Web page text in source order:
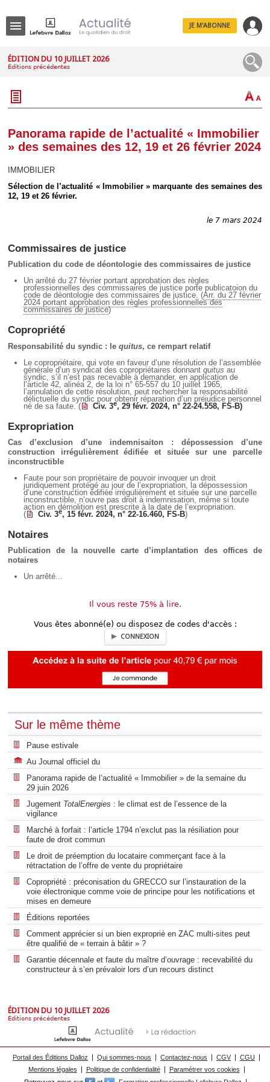
IT
JE M'ABONNE
ÉDITION DU 10 JUILLET 2026
Éditions précédentes
Panorama rapide de l’actualité « Immobilier
» des semaines des 12, 19 et 26 février 2024
IMMOBILIER
Sélection de l’actualité « Immobilier » marquante des semaines des
12, 19 et 26 février.
le 7 mars 2024
Commissaires de justice
Publication du code de déontologie des commissaires de justice
Un arrêté du 27 février portant approbation des règles
professionnelles des commissaires de justice porte publicatoion du
code de déontologie des commissaires de justice. (Arr. du 27 février
2024 portant approbation des règles professionnelles des
commissaires de justice)
Copropriété
Responsabilité du syndic : le quitus, ce rempart relatif
Le copropriétaire, qui vote en faveur d’une résolution de l’assemblée
générale d’un syndicat des copropriétaires donnantquitusau
syndic, s’il n’est pas recevable à demander, en application de
l’article 42, alinéa 2, de la loi n° 65-557 du 10 juillet 1965,
l’annulation de cette résolution, peut rechercher la responsabilité
délictuelle du syndic pour obtenir réparation d’un préjudice personnel
né de sa faute. (
Civ. 3e, 29 févr. 2024, n° 22-24.558, FS-B)
Expropriation
Cas d’exclusion d’une indemnisaiton : dépossession d’une
construction irrégulièrement édifiée et située sur une parcelle
inconstructible
Faute pour son propriétaire de pouvoir invoquer un droit
juridiquement protégé au jour de l’expropriation, la dépossession
d’une construction édifiée irrégulièrement et située sur une parcelle
inconstructible, n’ouvre pas droit à indemnisation, même si toute
action en démolition est prescrite à la date de l’expropriation.
(
Civ. 3e, 15 févr. 2024, n° 22-16.460, FS-B)
Notaires
Publication de la nouvelle carte d’implantation des offices de
notaires
Un arrêté...
Il vous reste 75% à lire.
Vous êtes abonné(e) ou disposez de codes d'accès :
CONNEXION
Sur le même thème
Pause estivale
Au Journal officiel du
Panorama rapide de l’actualité « Immobilier » de la semaine du
29 juin 2026
Jugement TotalEnergies : le climat est de l’essence de la
vigilance
Marché à forfait : l’article 1794 n’exclut pas la résiliation pour
faute de droit commun
Le droit de préemption du locataire commerçant face à la
rétractation de l’offre de vente du propriétaire
Copropriété : préconisation du GRECCO sur l’instauration de la
voie électronique comme voie de principe pour les notifications et
mises en demeure
Éditions reportées
Comment apprécier si un bien exproprié en ZAC multi-sites peut
être qualifié de « terrain à bâtir » ?
Garantie décennale et faute du maître d’ouvrage : recevabilité du
constructeur à s’en prévaloir lors d’un recours distinct
ÉDITION DU 10 JUILLET 2026
Éditions précédentes
Portail des Éditions Dalloz Qui sommes-nous Contactez-nous CGV
CGU
Mentions légales
Politique de confidentialité
Paramétrer vos cookies